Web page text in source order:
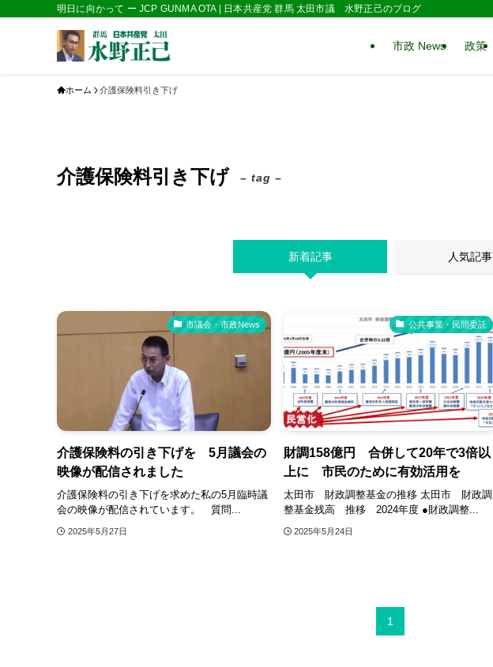
明日に向かって ー JCP GUNMA OTA | 日本共産党 群馬 太田市議 水野正己のブログ
市政 News 政策
ホーム 介護保険料引き下げ
介護保険料引き下げ – tag –
新着記事 人気記事
市議会・市政News
介護保険料の引き下げを 5月議会の
映像が配信されました
介護保険料の引き下げを求めた私の5月臨時議
会の映像が配信されています。 質問...
2025年5月27日
公共事業・民間委託
財調158億円 合併して20年で3倍以
上に 市民のために有効活用を
太田市 財政調整基金の推移 太田市 財政調
整基金残高 推移 2024年度 ●財政調整...
2025年5月24日
1